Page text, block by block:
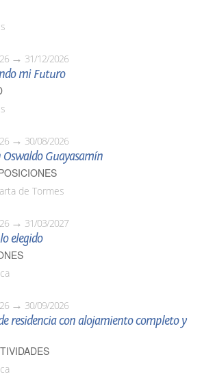
31/12/2026
mi Futuro
30/08/2026
Oswaldo Guayasamín
de Tormes
31/03/2027
elegido
30/09/2026
residencia con alojamiento completo y